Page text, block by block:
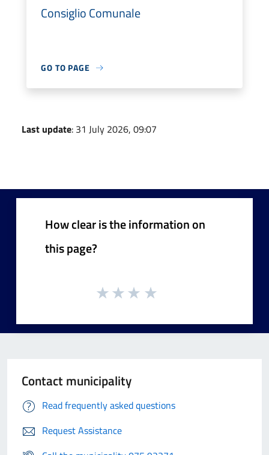
Consiglio Comunale
GO TO PAGE
Last update: 31 July 2026, 09:07
How clear is the information on
this page?
Contact municipality
Read frequently asked questions
Request Assistance